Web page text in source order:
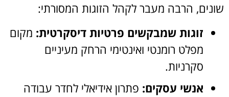
שונים, הרבה מעבר לקהל הזוגות המסורתי:
זוגות שמבקשים פרטיות דיסקרטית: מקום
מפלט רומנטי ואינטימי הרחק מעיניים
סקרניות.
אנשי עסקים: פתרון אידיאלי לחדר עבודה